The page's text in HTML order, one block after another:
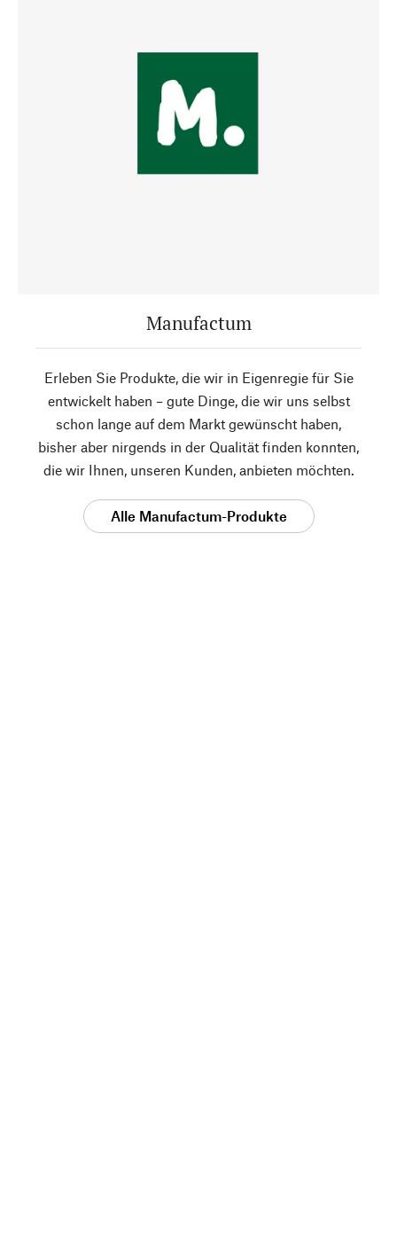
Manufactum
Erleben Sie Produkte, die wir in Eigenregie für Sie
entwickelt haben – gute Dinge, die wir uns selbst
schon lange auf dem Markt gewünscht haben,
bisher aber nirgends in der Qualität finden konnten,
die wir Ihnen, unseren Kunden, anbieten möchten.
Alle Manufactum-Produkte